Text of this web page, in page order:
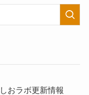
おラボ更新情報